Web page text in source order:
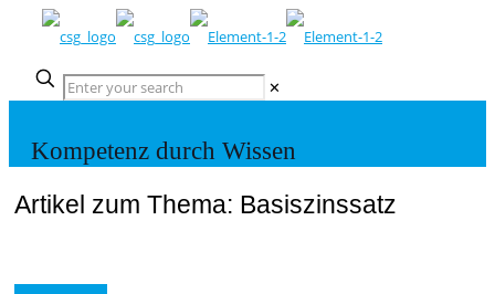
✕
Kompetenz durch Wissen
Artikel zum Thema: Basiszinssatz